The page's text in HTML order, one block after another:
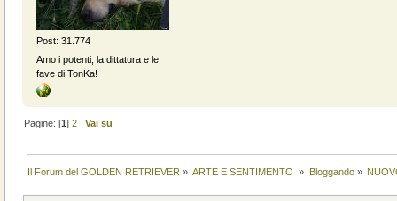
Post: 31.774
Amo i potenti, la dittatura e le
fave di TonKa!
Pagine: [1]2 Vai su
Il Forum del GOLDEN RETRIEVER » ARTE E SENTIMENTO » Bloggando»